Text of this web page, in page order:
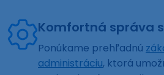
Komfortná správa
Ponúkame prehľadnú
administráciu, ktorá